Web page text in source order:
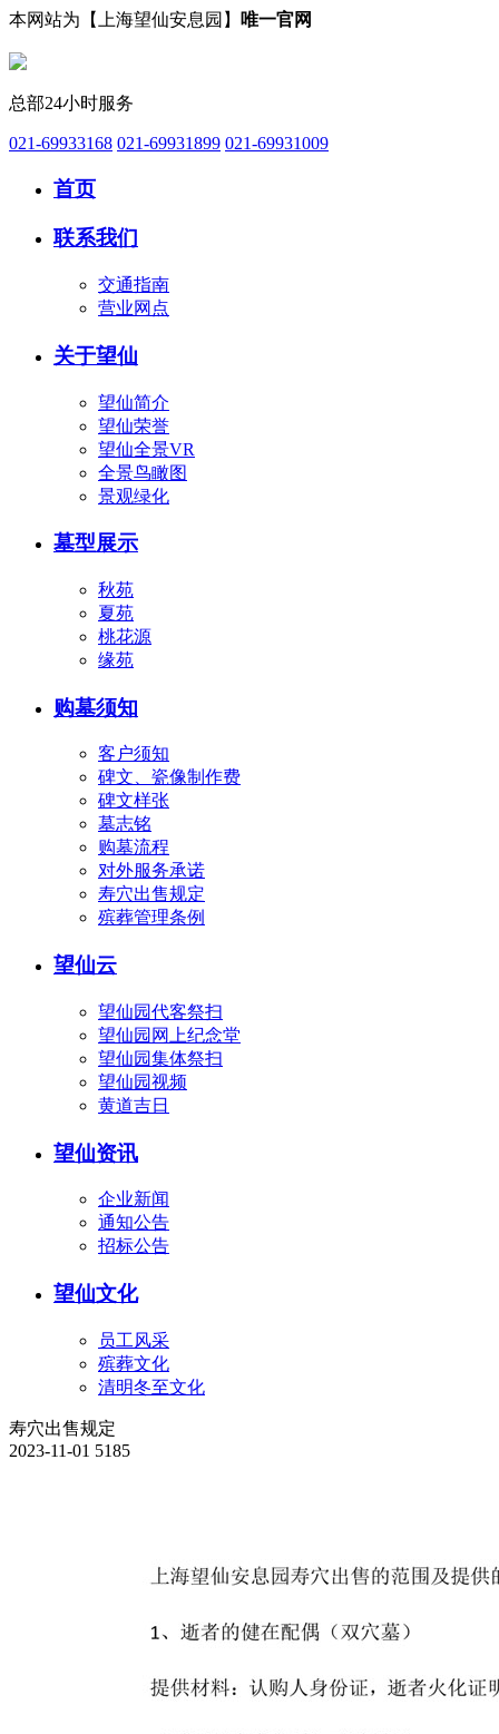
本网站为【上海望仙安息园】 唯一官网
总部24小时服务
021-69933168 021-69931899 021-69931009
首页
联系我们
交通指南
营业网点
关于望仙
望仙简介
望仙荣誉
望仙全景VR
全景鸟瞰图
景观绿化
墓型展示
秋苑
夏苑
桃花源
缘苑
购墓须知
客户须知
碑文、瓷像制作费
碑文样张
墓志铭
购墓流程
对外服务承诺
寿穴出售规定
殡葬管理条例
望仙云
望仙园代客祭扫
望仙园网上纪念堂
望仙园集体祭扫
望仙园视频
黄道吉日
望仙资讯
企业新闻
通知公告
招标公告
望仙文化
员工风采
殡葬文化
清明冬至文化
寿穴出售规定
2023-11-01 5185